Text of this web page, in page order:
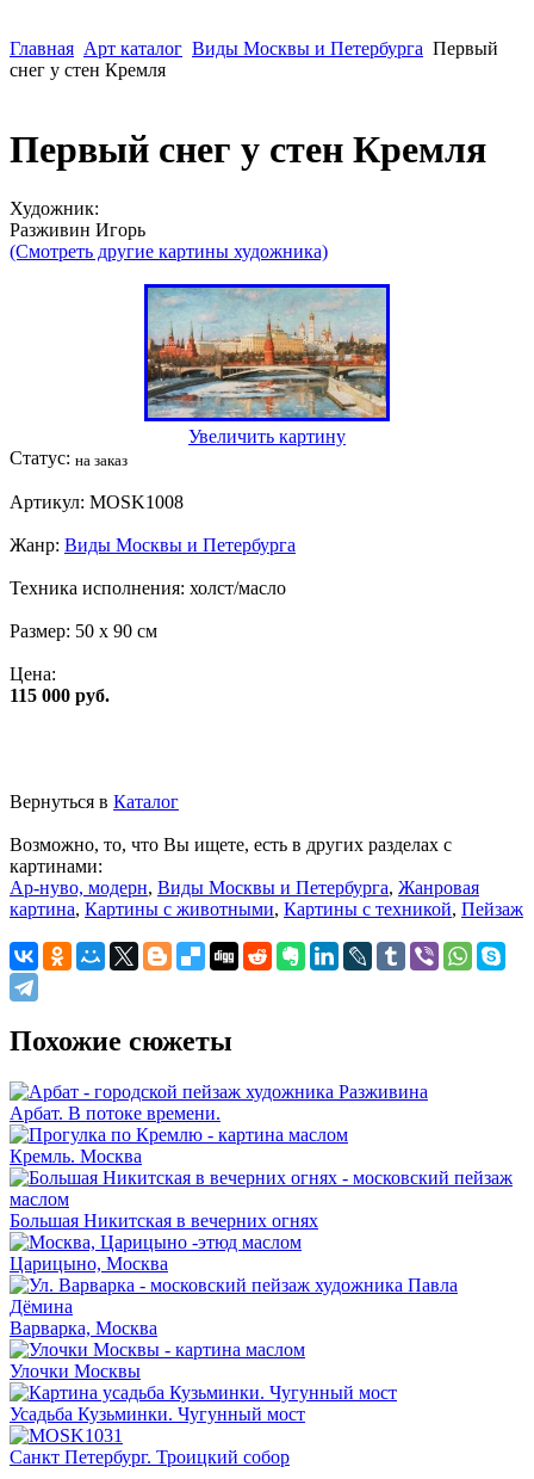
Главная Арт каталог Виды Москвы и Петербурга Первый
снег у стен Кремля
Первый снег у стен Кремля
Художник:
Разживин Игорь
(Смотреть другие картины художника)
Увеличить картину
Статус: на заказ
Артикул: MOSK1008
Жанр: Виды Москвы и Петербурга
Техника исполнения: холст/масло
Размер: 50 x 90 см
Цена:
115 000 руб.
Вернуться в Каталог
Возможно, то, что Вы ищете, есть в других разделах с
картинами:
Ар-нуво, модерн, Виды Москвы и Петербурга, Жанровая
картина, Картины с животными, Картины с техникой, Пейзаж
Похожие сюжеты
Арбат. В потоке времени.
Кремль. Москва
Большая Никитская в вечерних огнях
Царицыно, Москва
Варварка, Москва
Улочки Москвы
Усадьба Кузьминки. Чугунный мост
Санкт Петербург. Троицкий собор